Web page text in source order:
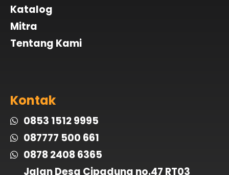
Katalog
Mitra
Tentang Kami
Kontak
0853 1512 9995
087777 500 661
0878 2408 6365
Jalan Desa Cipadung no.47 RT03